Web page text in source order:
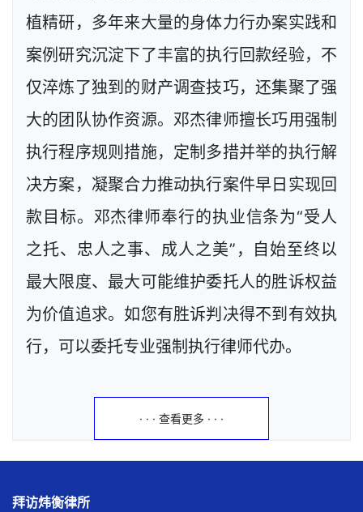
植精研，多年来大量的身体力行办案实践和
案例研究沉淀下了丰富的执行回款经验，不
仅淬炼了独到的财产调查技巧，还集聚了强
大的团队协作资源。邓杰律师擅长巧用强制
执行程序规则措施，定制多措并举的执行解
决方案，凝聚合力推动执行案件早日实现回
款目标。邓杰律师奉行的执业信条为“受人
之托、忠人之事、成人之美”，自始至终以
最大限度、最大可能维护委托人的胜诉权益
为价值追求。如您有胜诉判决得不到有效执
行，可以委托专业强制执行律师代办。
· · · 查看更多 · · ·
拜访炜衡律所